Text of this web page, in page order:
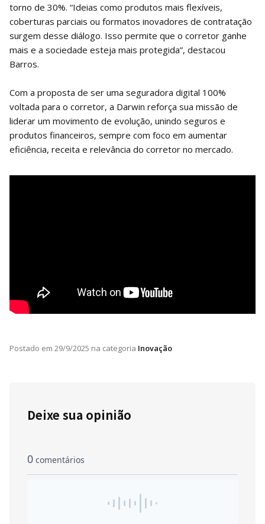
torno de 30%. “Ideias como produtos mais flexíveis,
coberturas parciais ou formatos inovadores de contratação
surgem desse diálogo. Isso permite que o corretor ganhe
mais e a sociedade esteja mais protegida”, destacou
Barros.
Com a proposta de ser uma seguradora digital 100%
voltada para o corretor, a Darwin reforça sua missão de
liderar um movimento de evolução, unindo seguros e
produtos financeiros, sempre com foco em aumentar
eficiência, receita e relevância do corretor no mercado.
Postado em 29/9/2025 na categoria Inovação
Deixe sua opinião